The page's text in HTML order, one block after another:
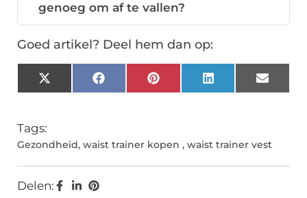
genoeg om af te vallen?
Goed artikel? Deel hem dan op:
X
(Twitter)
FacebookPinterestLinkedInEmail
Tags:
Gezondheid, waist trainer kopen , waist trainer vest
Delen: